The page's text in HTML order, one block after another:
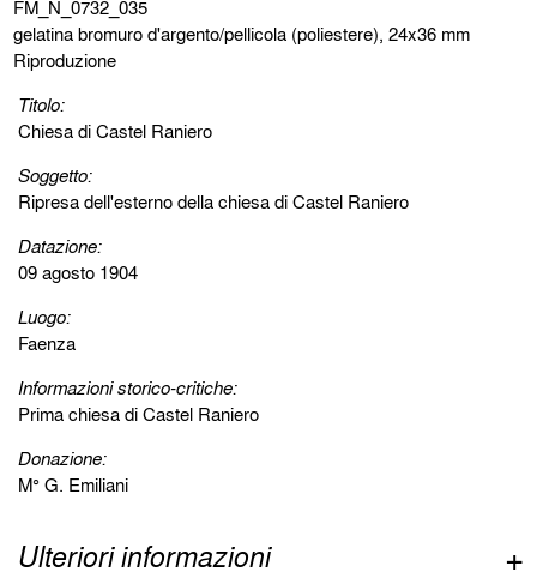
FM_N_0732_035
gelatina bromuro d'argento/pellicola (poliestere), 24x36 mm
Riproduzione
Titolo:
Chiesa di Castel Raniero
Soggetto:
Ripresa dell'esterno della chiesa di Castel Raniero
Datazione:
09 agosto 1904
Luogo:
Faenza
Informazioni storico-critiche:
Prima chiesa di Castel Raniero
Donazione:
M° G. Emiliani
Ulteriori informazioni